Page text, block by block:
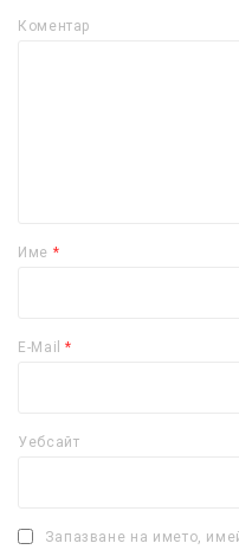
Коментар
Име *
E-Mail*
Уебсайт
Запазване на името,